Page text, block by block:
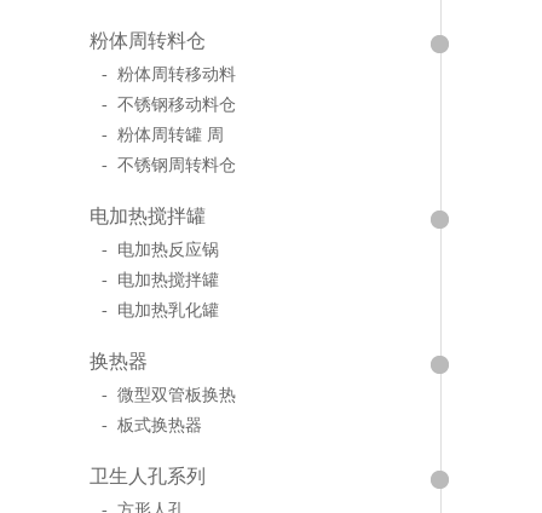
粉体周转料仓
- 粉体周转移动料
- 不锈钢移动料仓
- 粉体周转罐 周
- 不锈钢周转料仓
电加热搅拌罐
- 电加热反应锅
- 电加热搅拌罐
- 电加热乳化罐
换热器
- 微型双管板换热
- 板式换热器
卫生人孔系列